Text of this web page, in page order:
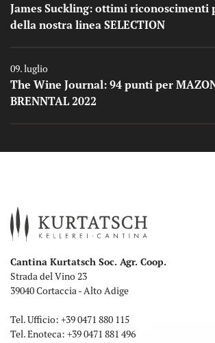
James Suckling: ottimi riconoscimenti
della nostra linea SELECTION
09. luglio
The Wine Journal: 94 punti per
BRENNTAL 2022
Auszeichnungen
Cantina Kurtatsch Soc. Agr. Coop.
Strada del Vino 23
39040 Cortaccia - Alto Adige
Tel. Ufficio: +39 0471 880 115
Tel. Enoteca: +39 0471 881 496